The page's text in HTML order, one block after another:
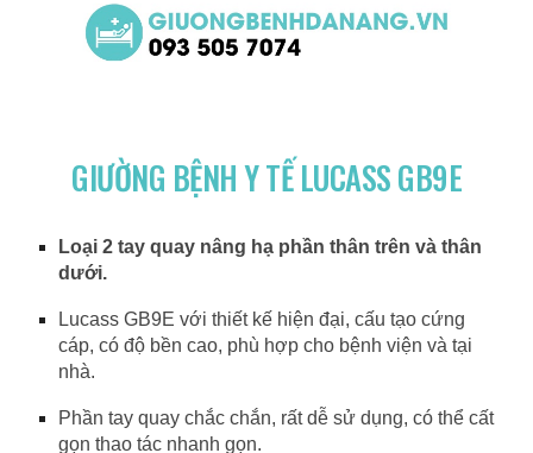
GIƯỜNG BỆNH Y TẾ LUCASS GB9E
Loại 2 tay quay nâng hạ phần thân trên và thân
dưới.
Lucass GB9E với thiết kế hiện đại, cấu tạo cứng
cáp, có độ bền cao, phù hợp cho bệnh viện và tại
nhà.
Phần tay quay chắc chắn, rất dễ sử dụng, có thể cất
gọn thao tác nhanh gọn.